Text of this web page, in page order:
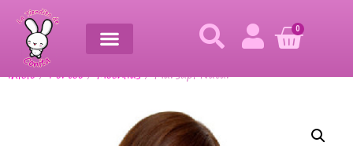
0
Inicio/Porteo/Mochilas/ Marsupi Natur